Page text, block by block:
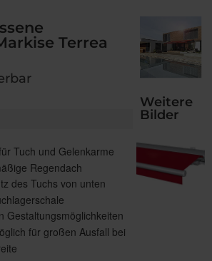
Terrea
Tuch und Gelenkarme
Regendach
des Tuchs von unten
Gestaltungsmöglichkeiten
für großen Ausfall bei
Weitere
Bilder